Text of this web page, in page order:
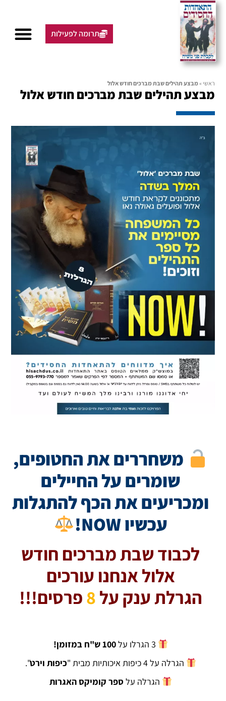
תרומה לפעילות
ראשי »מבצע תהילים שבת מברכים חודש אלול
מבצע תהילים שבת מברכים חודש אלול
משחררים את החטופים,
שומרים על החיילים
ומכריעים את הכף להתגלות
עכשיו NOW!
לכבוד שבת מברכים חודש
אלול אנחנו עורכים
הגרלת ענק על8פרסים!!!
100 ש"ח במזומן!
הגרלה על 4 כיפות איכותיות מבית "
כיפות וירט".
הגרלה על ספר קומיקס האגרות